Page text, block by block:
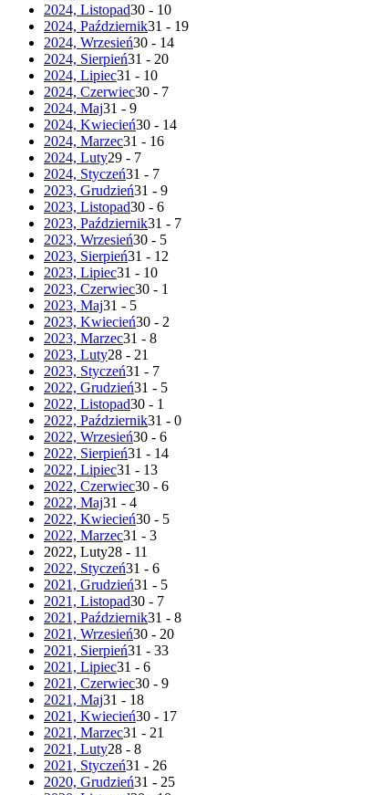
2024, Listopad30 - 10
2024, Październik31 - 19
2024, Wrzesień30 - 14
2024, Sierpień31 - 20
2024, Lipiec31 - 10
2024, Czerwiec30 - 7
2024, Maj31 - 9
2024, Kwiecień30 - 14
2024, Marzec31 - 16
2024, Luty29 - 7
2024, Styczeń31 - 7
2023, Grudzień31 - 9
2023, Listopad30 - 6
2023, Październik31 - 7
2023, Wrzesień30 - 5
2023, Sierpień31 - 12
2023, Lipiec31 - 10
2023, Czerwiec30 - 1
2023, Maj31 - 5
2023, Kwiecień30 - 2
2023, Marzec31 - 8
2023, Luty28 - 21
2023, Styczeń31 - 7
2022, Grudzień31 - 5
2022, Listopad30 - 1
2022, Październik31 - 0
2022, Wrzesień30 - 6
2022, Sierpień31 - 14
2022, Lipiec31 - 13
2022, Czerwiec30 - 6
2022, Maj31 - 4
2022, Kwiecień30 - 5
2022, Marzec31 - 3
2022, Luty28 - 11
2022, Styczeń31 - 6
2021, Grudzień31 - 5
2021, Listopad30 - 7
2021, Październik31 - 8
2021, Wrzesień30 - 20
2021, Sierpień31 - 33
2021, Lipiec31 - 6
2021, Czerwiec30 - 9
2021, Maj31 - 18
2021, Kwiecień30 - 17
2021, Marzec31 - 21
2021, Luty28 - 8
2021, Styczeń31 - 26
2020, Grudzień31 - 25